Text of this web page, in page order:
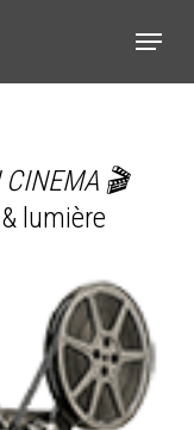
Menu
CINEMA 🎬
lumière